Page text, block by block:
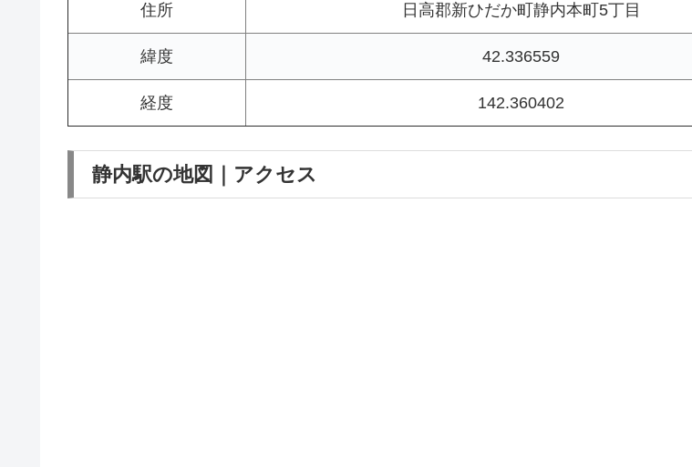
住所 日高郡新ひだか町静内本町5丁目
緯度 42.336559
経度 142.360402
静内駅の地図｜アクセス